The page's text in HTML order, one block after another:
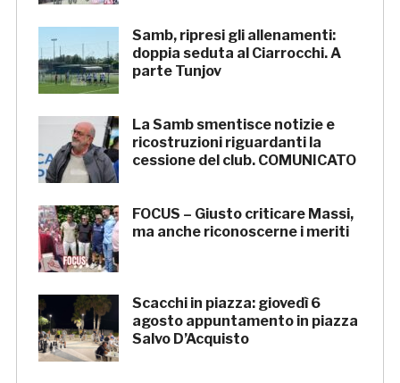
Samb, ripresi gli allenamenti:
doppia seduta al Ciarrocchi. A
parte Tunjov
La Samb smentisce notizie e
ricostruzioni riguardanti la
cessione del club. COMUNICATO
FOCUS – Giusto criticare Massi,
ma anche riconoscerne i meriti
Scacchi in piazza: giovedì 6
agosto appuntamento in piazza
Salvo D’Acquisto